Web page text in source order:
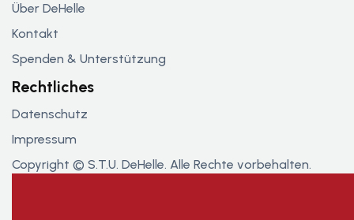
Über DeHelle
Kontakt
Spenden & Unterstützung
Rechtliches
Datenschutz
Impressum
Copyright © S.T.U. DeHelle. Alle Rechte vorbehalten.